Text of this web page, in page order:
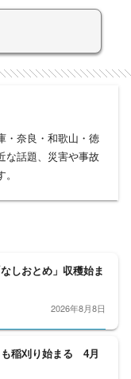
・奈良・和歌山・徳
な話題、災害や事故
しおとめ」収穫始ま
2026年8月8日
稲刈り始まる 4月